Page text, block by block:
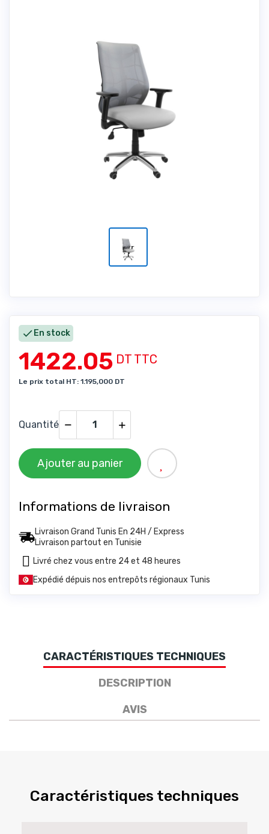
 En stock
1422.05DT TTC
Le prix total HT: 1.195,000 DT
Quantité
Ajouter au panier
Informations de livraison
Livraison Grand Tunis En 24H / Express
Livraison partout en Tunisie
Expédié dépuis nos entrepôts régionaux Tunis
Livré chez vous entre 24 et 48 heures
CARACTÉRISTIQUES TECHNIQUES
DESCRIPTION
AVIS
Caractéristiques techniques